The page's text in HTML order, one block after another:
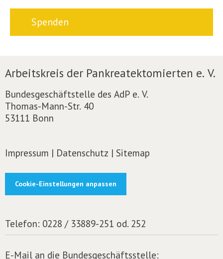
Spenden
Arbeitskreis der Pankreatektomierten e. V.
Bundesgeschäftstelle des AdP e. V.
Thomas-Mann-Str. 40
53111 Bonn
Impressum | Datenschutz | Sitemap
Cookie-Einstellungen anpassen
Telefon: 0228 / 33889-251 od. 252
E-Mail an die Bundesgeschäftsstelle: